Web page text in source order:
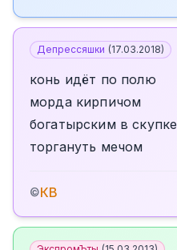
Депрессяшки (17.03.2018)
конь идёт по полю
морда кирпичом
богатырским в скупке
торгануть мечом
©КВ